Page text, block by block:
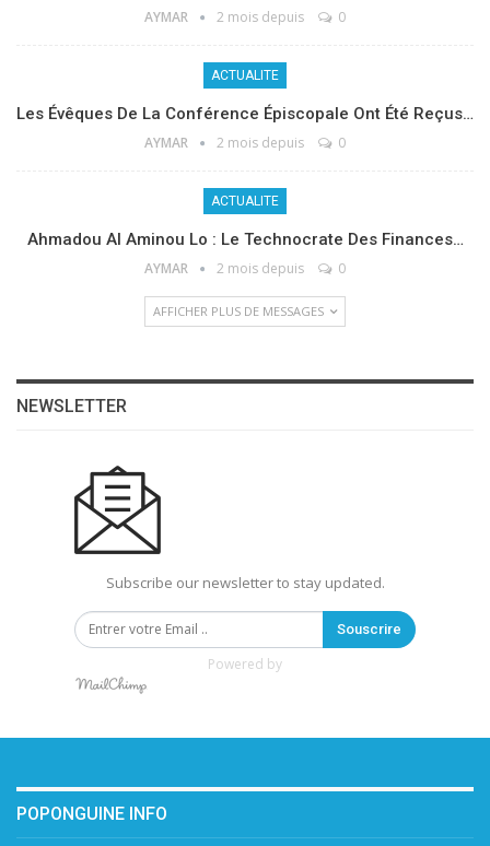
AYMAR 2 mois depuis 0
ACTUALITE
Les Évêques De La Conférence Épiscopale Ont Été Reçus…
AYMAR 2 mois depuis 0
ACTUALITE
Ahmadou Al Aminou Lo : Le Technocrate Des Finances…
AYMAR 2 mois depuis 0
AFFICHER PLUS DE MESSAGES
NEWSLETTER
Subscribe our newsletter to stay updated.
Souscrire
Powered by
POPONGUINE INFO